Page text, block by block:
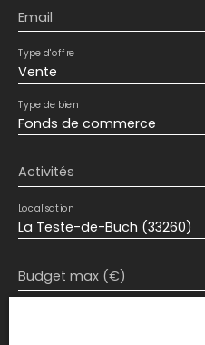
Email
Vente
Type d'offre
Fonds de commerce
Type de bien
Activités
La Teste-de-Buch (33260)
Localisation
Budget max (€)